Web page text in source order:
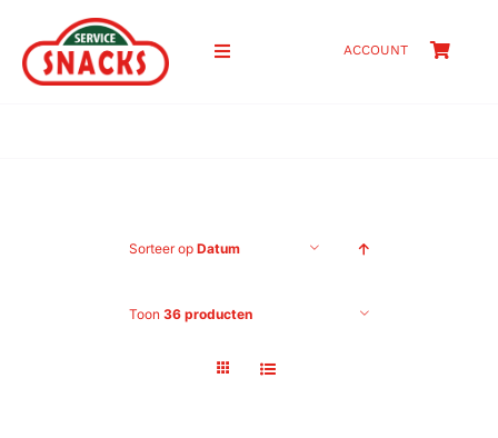
naar
inhoud
Toggle
ACCOUNT
Sorteer op Datum
Toon 36 producten